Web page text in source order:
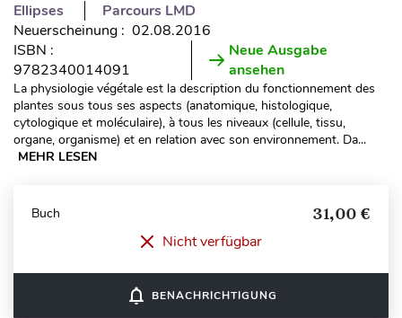
Ellipses
Parcours LMD
Neuerscheinung : 02.08.2016
ISBN :
9782340014091
Neue Ausgabe
ansehen
La physiologie végétale est la description du fonctionnement des
plantes sous tous ses aspects (anatomique, histologique,
cytologique et moléculaire), à tous les niveaux (cellule, tissu,
organe, organisme) et en relation avec son environnement. Da...
MEHR LESEN
Buch 31,00 €
Nicht verfügbar
notifications_none BENACHRICHTIGUNG